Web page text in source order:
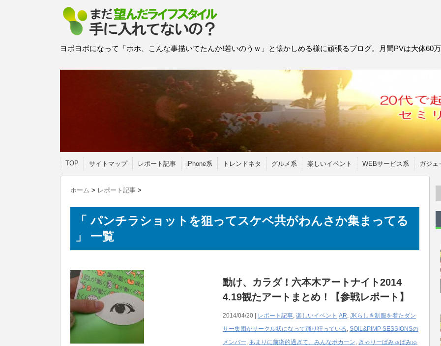
ヨボヨボになって「ホホ、こんな事描いてたんか!若いのうｗ」と懐かしめる様に頑張るブログ。月間PVは大体60万
TOP サイトマップ レポート記事 iPhone系 トレンドネタ グルメ系 楽しいイベント WEBサービス系 ガジェ
ホーム > レポート記事 >
「 パンチラショットを狙ってスケベ共がわんさか集まってる
」 一覧
動け、カラダ！六本木アートナイト2014
4.19観たアートまとめ！【参戦レポート】
2014/04/20 | レポート記事, 楽しいイベント AR, JKらしき制服を着たダン
サー集団がサークル状になって踊り狂っている, SOIL&PIMP SESSIONSの
メンバー, あまりに前衛的過ぎて、みんなポカーン, きゃりーぱみゅぱみゅ